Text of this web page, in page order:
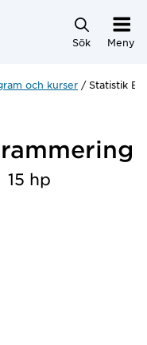
Sök Meny
och kurser Statistik B:
15 hp